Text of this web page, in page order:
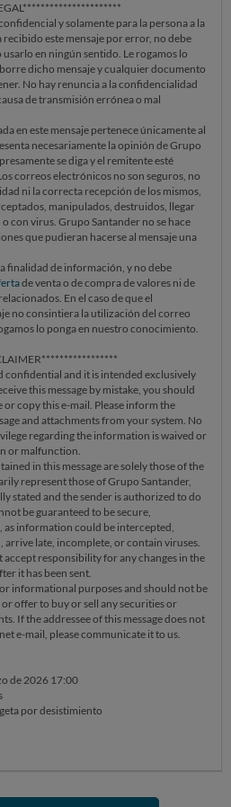
CANCRLACION DE CUENTA .
guardados, las 2 llamadas
de texto negandose a dar de baja mi
en el banco de España si no cumple la ley
derecho dentro de mis 14 dias naturales
y solamente para la persona a la
recibido este mensaje por error, no debe
en ningún sentido. Le rogamos lo
dicho mensaje y cualquier documento
No hay renuncia a la confidencialidad
de transmisión errónea o mal
en este mensaje pertenece únicamente al
necesariamente la opinión de Grupo
se diga y el remitente esté
correos electrónicos no son seguros, no
ni la correcta recepción de los mismos,
manipulados, destruidos, llegar
con virus. Grupo Santander no se hace
que pudieran hacerse al mensaje una
finalidad de información, y no debe
de venta o de compra de valores ni de
En el caso de que el
no consintiera la utilización del correo
lo ponga en nuestro conocimiento.
confidential and it is intended exclusively
this message by mistake, you should
copy this e-mail. Please inform the
and attachments from your system. No
regarding the information is waived or
or malfunction.
in this message are solely those of the
represent those of Grupo Santander,
stated and the sender is authorized to do
be guaranteed to be secure,
information could be intercepted,
late, incomplete, or contain viruses.
responsibility for any changes in the
it has been sent.
informational purposes and should not be
offer to buy or sell any securities or
If the addressee of this message does not
e-mail, please communicate it to us.
de 2026 17:00
por desistimiento